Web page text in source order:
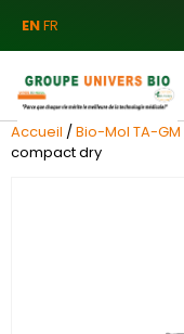
ENFR
Accueil /Bio-Mol TA-GM
compact dry